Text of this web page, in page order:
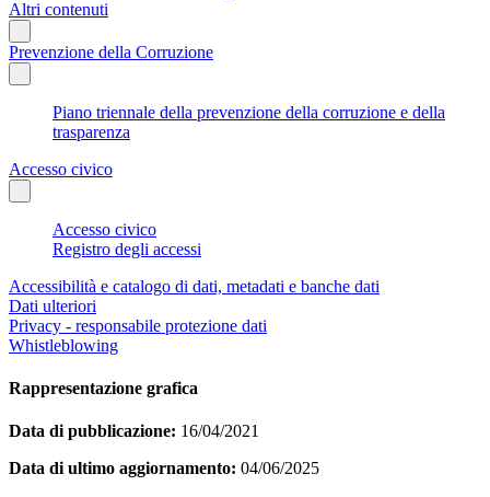
Altri contenuti
Prevenzione della Corruzione
Piano triennale della prevenzione della corruzione e della
trasparenza
Accesso civico
Accesso civico
Registro degli accessi
Accessibilità e catalogo di dati, metadati e banche dati
Dati ulteriori
Privacy - responsabile protezione dati
Whistleblowing
Rappresentazione grafica
Data di pubblicazione: 16/04/2021
Data di ultimo aggiornamento: 04/06/2025